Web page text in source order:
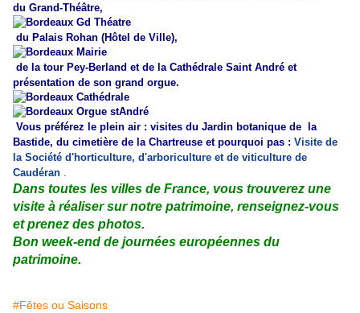
du Grand-Théâtre,
du Palais Rohan (Hôtel de Ville),
de la tour Pey-Berland et de la Cathédrale Saint André et
présentation de son grand orgue.
Vous préférez le plein air : visites du Jardin botanique de
la
Bastide, du cimetière de la Chartreuse et pourquoi pas : Visite de
la Société d'horticulture, d'arboriculture et de viticulture de
Caudéran
Dans toutes les villes de France, vous trouverez une
visite à réaliser sur notre patrimoine, renseignez-vous
et prenez des photos.
Bon week-end de journées européennes du
patrimoine.
#Fêtes ou Saisons